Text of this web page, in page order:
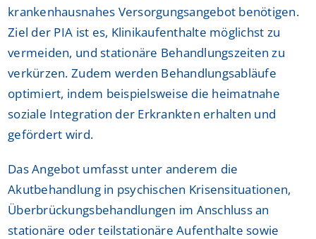
krankenhausnahes Versorgungsangebot benötigen.
Ziel der PIA ist es, Klinikaufenthalte möglichst zu
vermeiden, und stationäre Behandlungszeiten zu
verkürzen. Zudem werden Behandlungsabläufe
optimiert, indem beispielsweise die heimatnahe
soziale Integration der Erkrankten erhalten und
gefördert wird.
Das Angebot umfasst unter anderem die
Akutbehandlung in psychischen Krisensituationen,
Überbrückungsbehandlungen im Anschluss an
stationäre oder teilstationäre Aufenthalte sowie